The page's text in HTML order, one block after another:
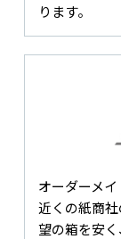
ります。
オーダーメ
近くの紙商
望の箱を安く